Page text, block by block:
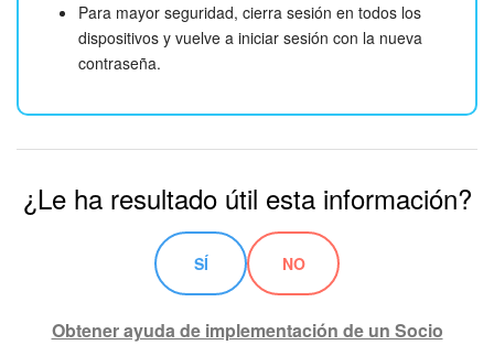
Para mayor seguridad, cierra sesión en todos los
dispositivos y vuelve a iniciar sesión con la nueva
contraseña.
¿Le ha resultado útil esta información?
SÍ NO
Obtener ayuda de implementación de un Socio